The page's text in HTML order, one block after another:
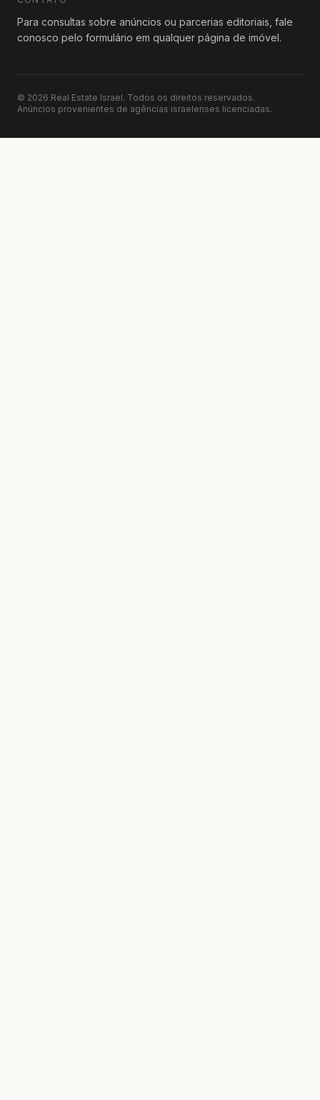
Para consultas sobre anúncios ou parcerias editoriais, fale
conosco pelo formulário em qualquer página de imóvel.
© 2026 Real Estate Israel. Todos os direitos reservados.
Anúncios provenientes de agências israelenses licenciadas.